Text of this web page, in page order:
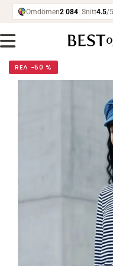
REA −50 %